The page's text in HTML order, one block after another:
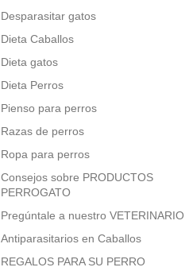
Desparasitar gatos
Dieta Caballos
Dieta gatos
Dieta Perros
Pienso para perros
Razas de perros
Ropa para perros
Consejos sobre PRODUCTOS
PERROGATO
Pregúntale a nuestro VETERINARIO
Antiparasitarios en Caballos
REGALOS PARA SU PERRO